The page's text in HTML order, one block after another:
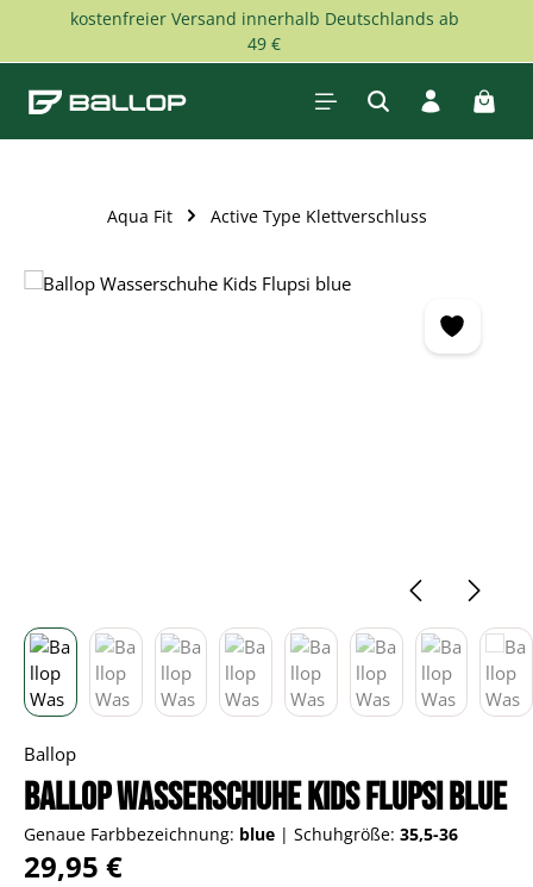
Zum Hauptinhalt springen
kostenfreier Versand innerhalb Deutschlands ab
49 €
Aqua Fit Active Type Klettverschluss
Bildergalerie überspringen
Ballop
Ballop Wasserschuhe Kids Flupsi blue
Genaue Farbbezeichnung: blue | Schuhgröße: 35,5-36
Regulärer Preis:
29,95 €